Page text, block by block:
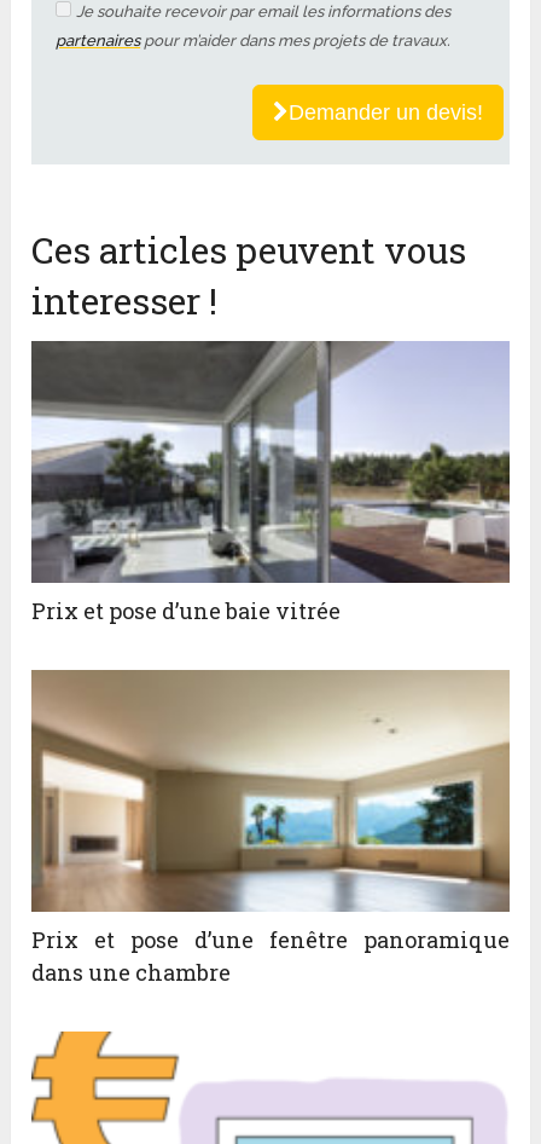
Je souhaite recevoir par email les informations des
partenairespour m’aider dans mes projets de travaux.
Demander un devis!
Ces articles peuvent vous
interesser !
Prix et pose d’une baie vitrée
Prix et pose d’une fenêtre panoramique
dans une chambre